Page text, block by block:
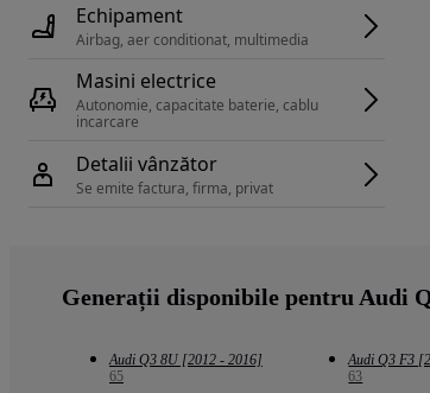
Echipament
Airbag, aer conditionat, multimedia
Masini electrice
Autonomie, capacitate baterie, cablu
Detalii vânzător
Se emite factura, firma, privat
Generații disponibile pentru Audi
Audi Q3 8U [2012 - 2016]
65
Audi Q3 F3
63